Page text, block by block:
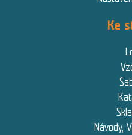
Ke
Návody,